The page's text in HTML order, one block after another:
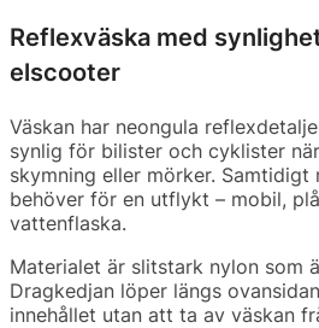
Reflexväska med
elscooter
Väskan har neongula
synlig för bilister och cyklister
skymning eller mörker. Samtidigt
behöver för en utflykt – mobil,
vattenflaska.
Materialet är slitstark nylon som
Dragkedjan löper längs
innehållet utan att ta av väskan